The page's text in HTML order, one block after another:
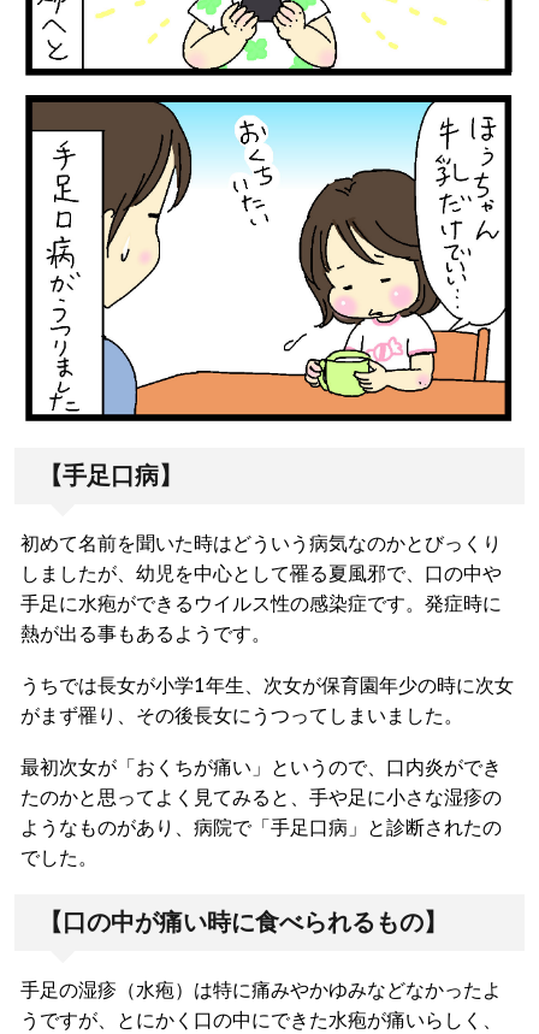
【手足口病】
初めて名前を聞いた時はどういう病気なのかとびっくり
しましたが、幼児を中心として罹る夏風邪で、口の中や
手足に水疱ができるウイルス性の感染症です。発症時に
熱が出る事もあるようです。
うちでは長女が小学1年生、次女が保育園年少の時に次女
がまず罹り、その後長女にうつってしまいました。
最初次女が「おくちが痛い」というので、口内炎ができ
たのかと思ってよく見てみると、手や足に小さな湿疹の
ようなものがあり、病院で「手足口病」と診断されたの
でした。
【口の中が痛い時に食べられるもの】
手足の湿疹（水疱）は特に痛みやかゆみなどなかったよ
うですが、とにかく口の中にできた水疱が痛いらしく、